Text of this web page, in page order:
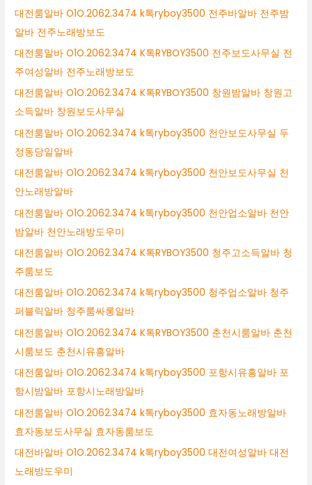
대전룸알바 O1O.2062.3474 k톡ryboy3500 전주바알바 전주밤
알바 전주노래방보도
대전룸알바 O1O.2062.3474 K톡RYBOY3500 전주보도사무실 전
주여성알바 전주노래방보도
대전룸알바 O1O.2062.3474 K톡RYBOY3500 창원밤알바 창원고
소득알바 창원보도사무실
대전룸알바 O1O.2062.3474 k톡ryboy3500 천안보도사무실 두
정동당일알바
대전룸알바 O1O.2062.3474 k톡ryboy3500 천안보도사무실 천
안노래방알바
대전룸알바 O1O.2062.3474 k톡ryboy3500 천안업소알바 천안
밤알바 천안노래방도우미
대전룸알바 O1O.2062.3474 K톡RYBOY3500 청주고소득알바 청
주룸보도
대전룸알바 O1O.2062.3474 k톡ryboy3500 청주업소알바 청주
퍼블릭알바 청주룸싸롱알바
대전룸알바 O1O.2062.3474 K톡RYBOY3500 춘천시룸알바 춘천
시룸보도 춘천시유흥알바
대전룸알바 O1O.2062.3474 k톡ryboy3500 포항시유흥알바 포
항시밤알바 포항시노래방알바
대전룸알바 O1O.2062.3474 k톡ryboy3500 효자동노래방알바
효자동보도사무실 효자동룸보도
대전바알바 O1O.2062.3474 k톡ryboy3500 대전여성알바 대전
노래방도우미